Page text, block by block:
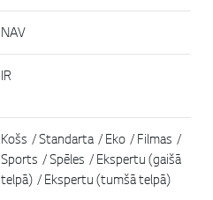
NAV
IR
Košs / Standarta / Eko / Filmas /
Sports / Spēles / Ekspertu (gaišā
telpā) / Ekspertu (tumšā telpā)